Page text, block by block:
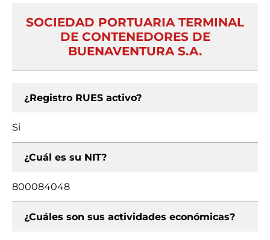
SOCIEDAD PORTUARIA TERMINAL
DE CONTENEDORES DE
BUENAVENTURA S.A.
¿Registro RUES activo?
Si
¿Cuál es su NIT?
800084048
¿Cuáles son sus actividades económicas?